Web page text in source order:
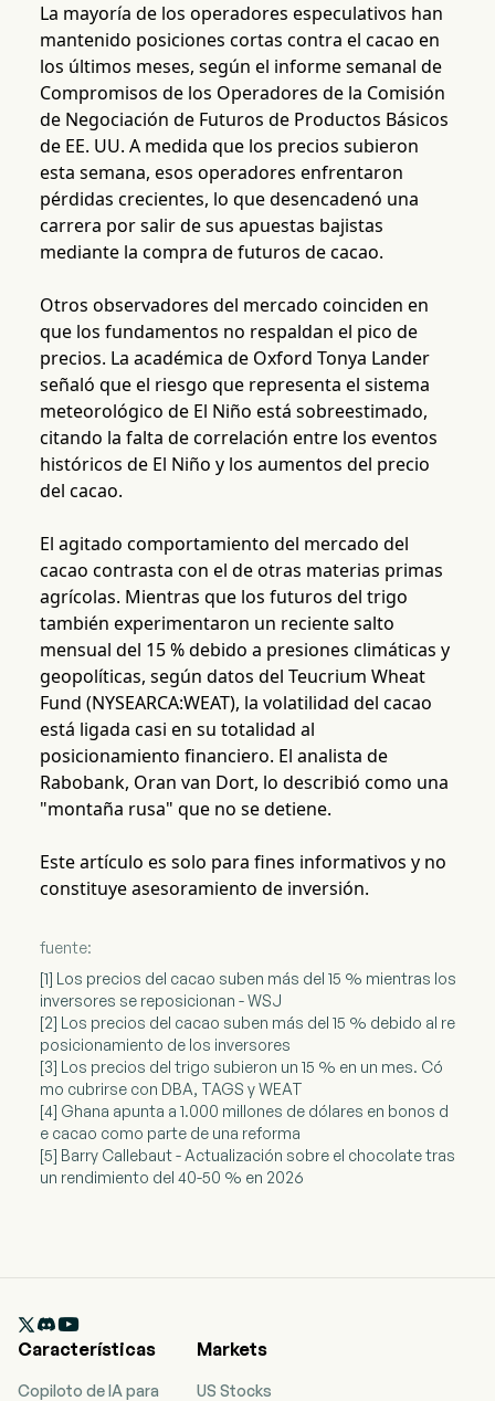
La mayoría de los operadores especulativos han
mantenido posiciones cortas contra el cacao en
los últimos meses, según el informe semanal de
Compromisos de los Operadores de la Comisión
de Negociación de Futuros de Productos Básicos
de EE. UU. A medida que los precios subieron
esta semana, esos operadores enfrentaron
pérdidas crecientes, lo que desencadenó una
carrera por salir de sus apuestas bajistas
mediante la compra de futuros de cacao.
Otros observadores del mercado coinciden en
que los fundamentos no respaldan el pico de
precios. La académica de Oxford Tonya Lander
señaló que el riesgo que representa el sistema
meteorológico de El Niño está sobreestimado,
citando la falta de correlación entre los eventos
históricos de El Niño y los aumentos del precio
del cacao.
El agitado comportamiento del mercado del
cacao contrasta con el de otras materias primas
agrícolas. Mientras que los futuros del trigo
también experimentaron un reciente salto
mensual del 15 % debido a presiones climáticas y
geopolíticas, según datos del Teucrium Wheat
Fund (NYSEARCA:WEAT), la volatilidad del cacao
está ligada casi en su totalidad al
posicionamiento financiero. El analista de
Rabobank, Oran van Dort, lo describió como una
"montaña rusa" que no se detiene.
Este artículo es solo para fines informativos y no
constituye asesoramiento de inversión.
fuente:
[1] Los precios del cacao suben más del 15 % mientras los
inversores se reposicionan - WSJ
[2] Los precios del cacao suben más del 15 % debido al re
posicionamiento de los inversores
[3] Los precios del trigo subieron un 15 % en un mes. Có
mo cubrirse con DBA, TAGS y WEAT
[4] Ghana apunta a 1.000 millones de dólares en bonos d
e cacao como parte de una reforma
[5] Barry Callebaut - Actualización sobre el chocolate tras
un rendimiento del 40-50 % en 2026

Características
Copiloto de IA para
Markets
US Stocks